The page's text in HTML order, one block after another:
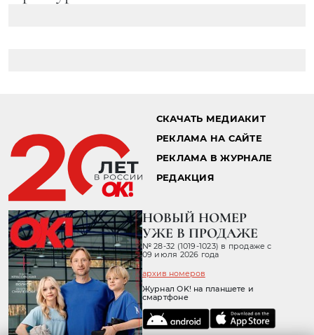
СКАЧАТЬ МЕДИАКИТ
РЕКЛАМА НА САЙТЕ
РЕКЛАМА В ЖУРНАЛЕ
РЕДАКЦИЯ
НОВЫЙ НОМЕР
УЖЕ В ПРОДАЖЕ
№ 28-32 (1019-1023) в продаже с
09 июля 2026 года
архив номеров
Журнал OK! на планшете и
смартфоне